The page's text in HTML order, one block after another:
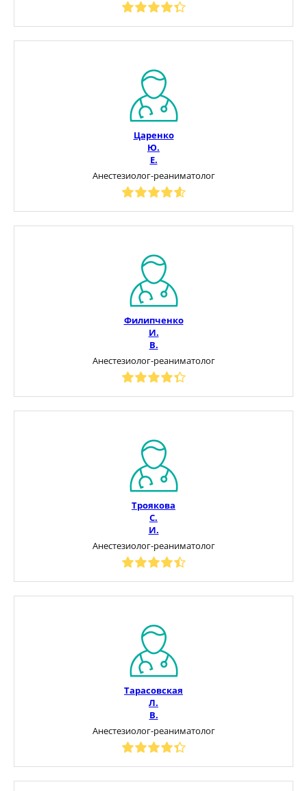
Царенко
Ю.
Е.
Анестезиолог-реаниматолог
Филипченко
И.
В.
Анестезиолог-реаниматолог
Троякова
С.
И.
Анестезиолог-реаниматолог
Тарасовская
Л.
В.
Анестезиолог-реаниматолог